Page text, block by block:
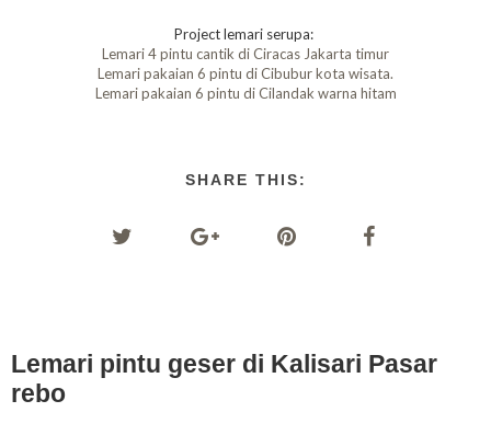
Project lemari serupa:
Lemari 4 pintu cantik di Ciracas Jakarta timur
Lemari pakaian 6 pintu di Cibubur kota wisata.
Lemari pakaian 6 pintu di Cilandak warna hitam
SHARE THIS:
Lemari pintu geser di Kalisari Pasar
rebo